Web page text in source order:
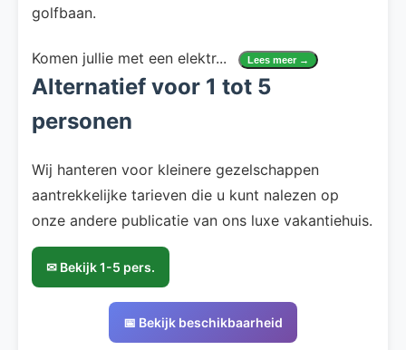
golfbaan.
Komen jullie met een elektr... Lees meer →
Alternatief voor 1 tot 5
personen
Wij hanteren voor kleinere gezelschappen
aantrekkelijke tarieven die u kunt nalezen op
onze andere publicatie van ons luxe vakantiehuis.
✉ Bekijk 1-5 pers.
📅 Bekijk beschikbaarheid